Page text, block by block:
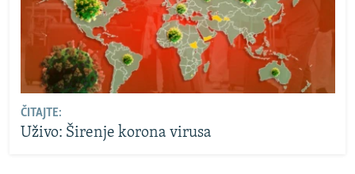
ČITAJTE:
Uživo: Širenje korona virusa